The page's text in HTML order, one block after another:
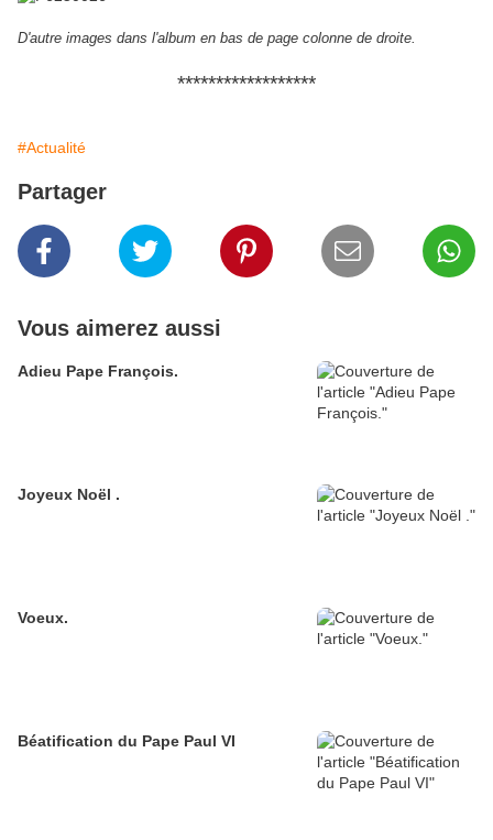
D'autre images dans l'album en bas de page colonne de droite.
******************
#Actualité
Partager
Vous aimerez aussi
Adieu Pape François.
Joyeux Noël .
Voeux.
Béatification du Pape Paul VI